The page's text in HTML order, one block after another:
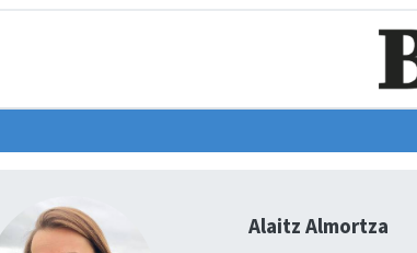
Alaitz Almortza